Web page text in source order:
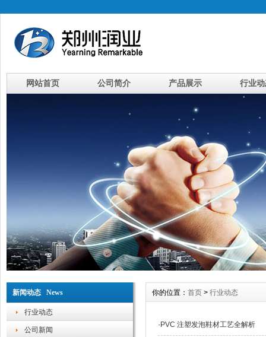
网站首页 公司简介 产品展示 行业
新闻动态 News
行业动态
公司新闻
你的位置： 首页 > 行业动态
· PVC 注塑发泡鞋材工艺全解析